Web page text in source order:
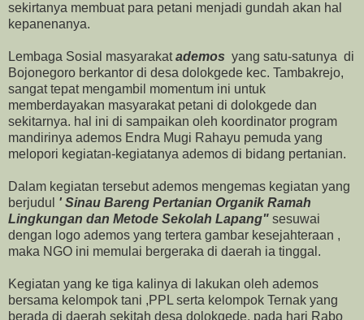
sekirtanya membuat para petani menjadi gundah akan hal
kepanenanya.
Lembaga Sosial masyarakatademos yang satu-satunya di
Bojonegoro berkantor di desa dolokgede kec. Tambakrejo,
sangat tepat mengambil momentum ini untuk
memberdayakan masyarakat petani di dolokgede dan
sekitarnya. hal ini di sampaikan oleh koordinator program
mandirinya ademos Endra Mugi Rahayu pemuda yang
melopori kegiatan-kegiatanya ademos di bidang pertanian.
Dalam kegiatan tersebut ademos mengemas kegiatan yang
berjudul ' Sinau Bareng Pertanian Organik Ramah
Lingkungan dan Metode Sekolah Lapang" sesuwai
dengan logo ademos yang tertera gambar kesejahteraan ,
maka NGO ini memulai bergeraka di daerah ia tinggal.
Kegiatan yang ke tiga kalinya di lakukan oleh ademos
bersama kelompok tani ,PPL serta kelompok Ternak yang
berada di daerah sekitah desa dolokgede, pada hari Rabo